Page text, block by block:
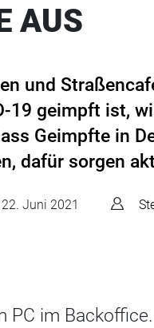
AUS
und
19 geimpft ist,
Geimpfte in
dafür sorgen
22. Juni 2021
PC im